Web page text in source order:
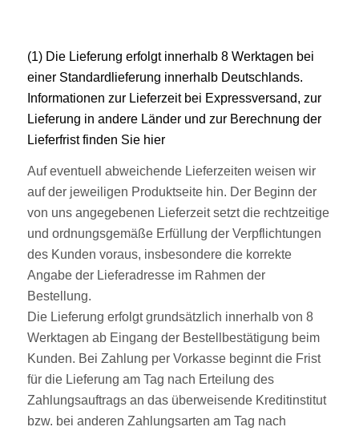
(1) Die Lieferung erfolgt innerhalb 8 Werktagen bei
einer Standardlieferung innerhalb Deutschlands.
Informationen zur Lieferzeit bei Expressversand, zur
Lieferung in andere Länder und zur Berechnung der
Lieferfrist finden Sie hier
Auf eventuell abweichende Lieferzeiten weisen wir
auf der jeweiligen Produktseite hin. Der Beginn der
von uns angegebenen Lieferzeit setzt die rechtzeitige
und ordnungsgemäße Erfüllung der Verpflichtungen
des Kunden voraus, insbesondere die korrekte
Angabe der Lieferadresse im Rahmen der
Bestellung.
Die Lieferung erfolgt grundsätzlich innerhalb von 8
Werktagen ab Eingang der Bestellbestätigung beim
Kunden. Bei Zahlung per Vorkasse beginnt die Frist
für die Lieferung am Tag nach Erteilung des
Zahlungsauftrags an das überweisende Kreditinstitut
bzw. bei anderen Zahlungsarten am Tag nach